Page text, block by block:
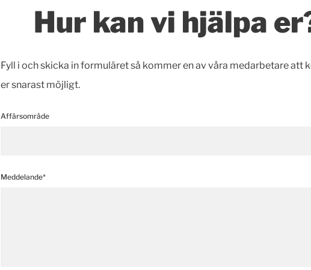
Hur kan vi hjälpa
Fyll i och skicka in formuläret så kommer en av våra medarbetare att
er snarast möjligt.
Affärsområde
Meddelande*